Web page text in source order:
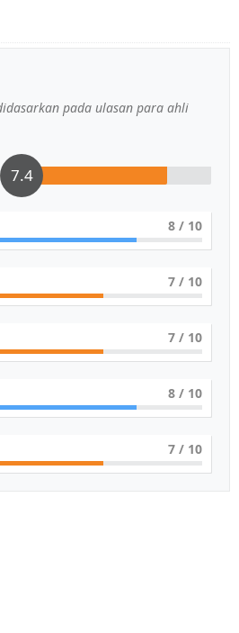
pada ulasan para ahli
7.4
8 / 10
7 / 10
7 / 10
8 / 10
7 / 10